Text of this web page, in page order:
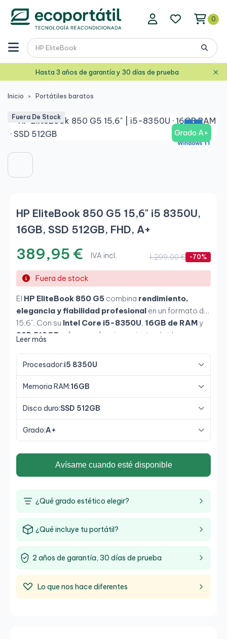
0
Hasta 3 años de garantía y 30 días de prueba ×
Inicio Portátiles baratos
Grado A+
Fuera De Stock
HP EliteBook 850 G5 15,6" i5 8350U,
16GB, SSD 512GB, FHD, A+
389,95 € IVA incl. 1.299,00 € -70%
Fuera de stock
El HP EliteBook 850 G5 combina rendimiento,
elegancia y fiabilidad profesional en un formato de
15,6". Con su Intel Core i5-8350U, 16GB de RAMy
SSD 512GB
, ofrece un funcionamiento rápido y
HD antirreflejos , teclado retroiluminado y chasis de
perfecta paraprofesionales que buscan
productividad, durabilidad y comodidad.
Leer más
Procesador:i5 8350U
Memoria RAM:16GB
Disco duro:SSD 512GB
Grado:A+
Avísame cuando esté disponible
¿Qué grado estético elegir?
¿Qué incluye tu portátil?
2 años de garantía, 30 días de prueba
Lo que nos hace diferentes